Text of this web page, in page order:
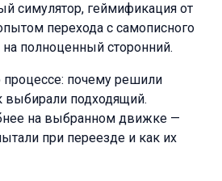
симулятор, геймификация от
перехода с самописного
полноценный сторонний.
процессе: почему решили
выбирали подходящий.
на выбранном движке —
при переезде и как их